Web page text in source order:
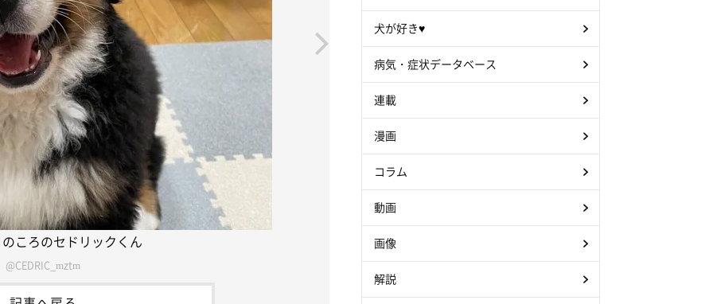
ころのセドリックくん
@CEDRIC_mztm
犬が好き♥
病気・症状データベース
連載
漫画
コラム
動画
画像
解説